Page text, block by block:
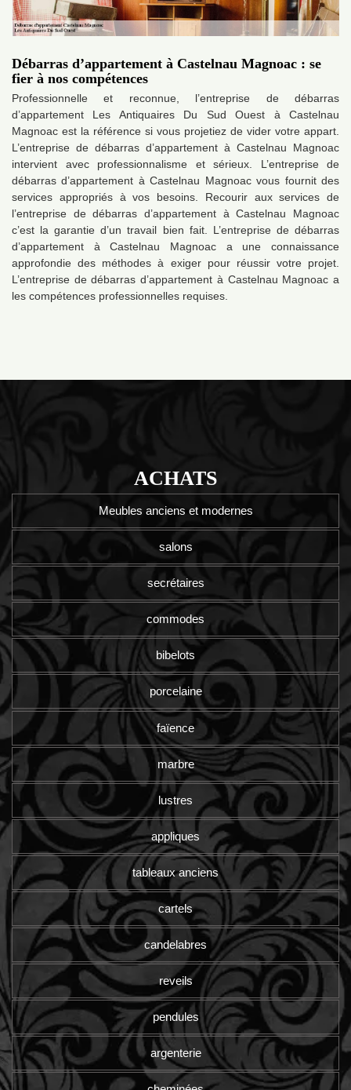
Débarras d’appartement à Castelnau Magnoac : se
fier à nos compétences
Professionnelle et reconnue, l’entreprise de débarras
d’appartement Les Antiquaires Du Sud Ouest à Castelnau
Magnoac est la référence si vous projetiez de vider votre appart.
L’entreprise de débarras d’appartement à Castelnau Magnoac
intervient avec professionnalisme et sérieux. L’entreprise de
débarras d’appartement à Castelnau Magnoac vous fournit des
services appropriés à vos besoins. Recourir aux services de
l’entreprise de débarras d’appartement à Castelnau Magnoac
c’est la garantie d’un travail bien fait. L’entreprise de débarras
d’appartement à Castelnau Magnoac a une connaissance
approfondie des méthodes à exiger pour réussir votre projet.
L’entreprise de débarras d’appartement à Castelnau Magnoac a
les compétences professionnelles requises.
ACHATS
Meubles anciens et modernes
salons
secrétaires
commodes
bibelots
porcelaine
faïence
marbre
lustres
appliques
tableaux anciens
cartels
candelabres
reveils
pendules
argenterie